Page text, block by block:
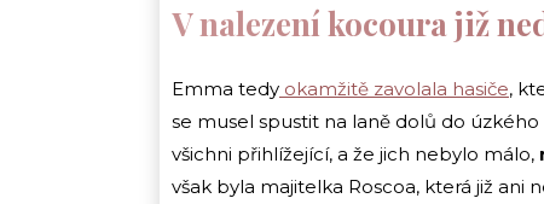
V nalezení kocoura již
Emma tedy okamžitě zavolala hasiče,
se musel spustit na laně dolů do
všichni přihlížející, a že jich nebylo málo,
však byla majitelka Roscoa, která již ani